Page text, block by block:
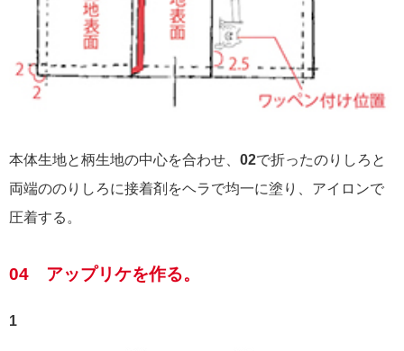
本体生地と柄生地の中心を合わせ、 02で折ったのりしろと
両端ののりしろに接着剤をヘラで均一に塗り、アイロンで
圧着する。
04 アップリケを作る。
1